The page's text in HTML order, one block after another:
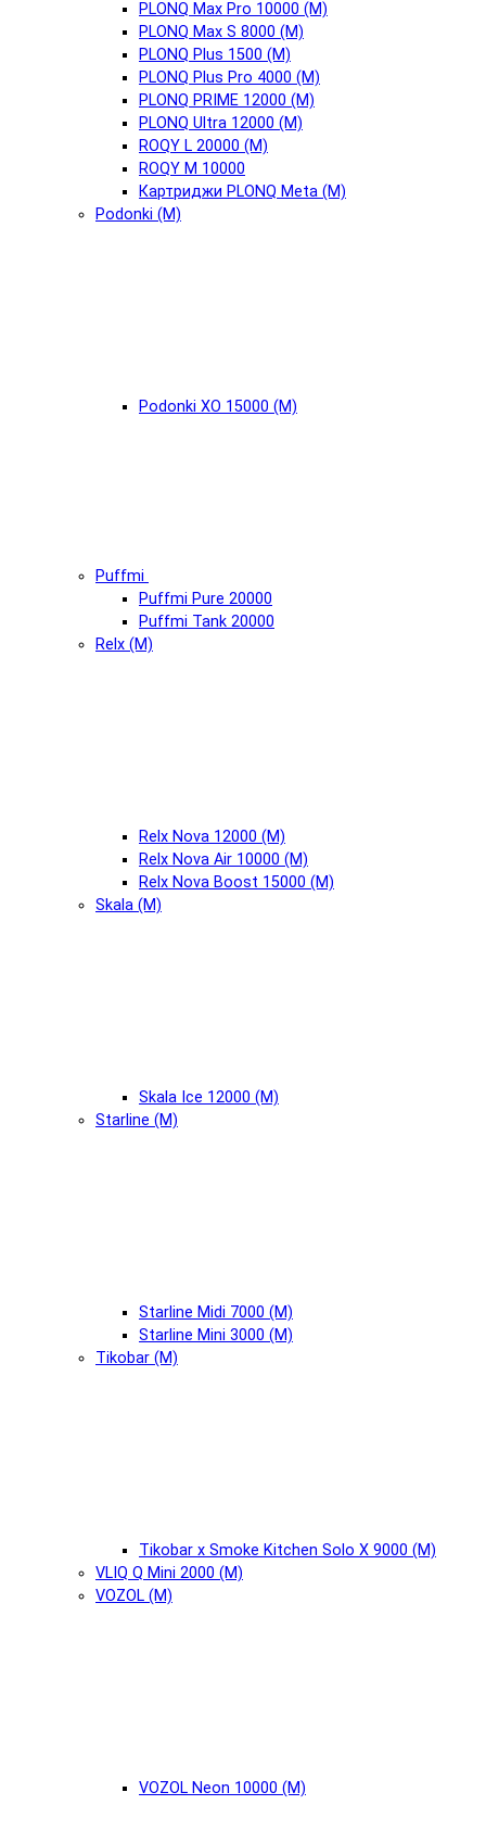
PLONQ Max Pro 10000 (М)
PLONQ Max S 8000 (М)
PLONQ Plus 1500 (М)
PLONQ Plus Pro 4000 (М)
PLONQ PRIME 12000 (М)
PLONQ Ultra 12000 (М)
ROQY L 20000 (М)
ROQY M 10000
Картриджи PLONQ Meta (М)
Podonki (М)
Podonki XO 15000 (М)
Puffmi
Puffmi Pure 20000
Puffmi Tank 20000
Relx (М)
Relx Nova 12000 (М)
Relx Nova Air 10000 (М)
Relx Nova Boost 15000 (М)
Skala (М)
Skala Ice 12000 (М)
Starline (М)
Starline Midi 7000 (М)
Starline Mini 3000 (М)
Tikobar (М)
Tikobar x Smoke Kitchen Solo X 9000 (М)
VLIQ Q Mini 2000 (М)
VOZOL (М)
VOZOL Neon 10000 (М)